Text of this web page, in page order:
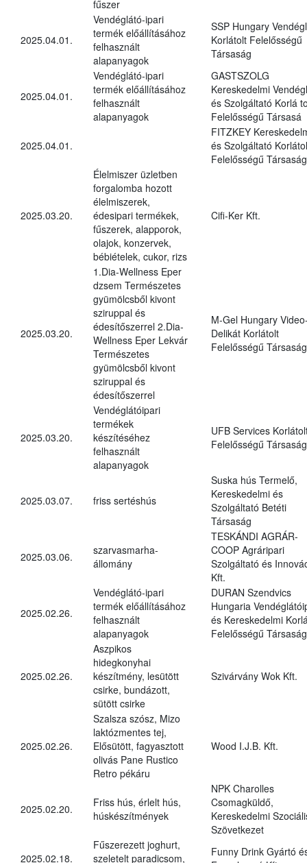
fűszer
2025.04.01.
Vendéglátó-ipari
termék előállításához
felhasznált
alapanyagok
SSP Hungary
Korlátolt Felelősségű
Társaság
2025.04.01.
Vendéglátó-ipari
termék előállításához
felhasznált
alapanyagok
GASTSZOLG
Kereskedelmi
és Szolgáltató Korlá
Felelősségű Társasá
2025.04.01.
FITZKEY
és Szolgáltató
Felelősségű Társaság
2025.03.20.
Élelmiszer üzletben
forgalomba hozott
élelmiszerek,
édesipari termékek,
fűszerek, alapporok,
olajok, konzervek,
bébiételek, cukor, rizs
Cifi-Ker Kft.
2025.03.20.
1.Dia-Wellness Eper
dzsem Természetes
gyümölcsből kivont
sziruppal és
édesítőszerrel 2.Dia-
Wellness Eper Lekvár
Természetes
gyümölcsből kivont
sziruppal és
édesítőszerrel
M-Gel Hungary
Delikát Korlátolt
Felelősségű Társaság
2025.03.20.
Vendéglátóipari
termékek
készítéséhez
felhasznált
alapanyagok
UFB Services
Felelősségű Társaság
2025.03.07. friss sertéshús
Suska hús Termelő,
Kereskedelmi és
Szolgáltató Betéti
Társaság
2025.03.06.
szarvasmarha-
állomány
TESKÁNDI AGRÁR-
COOP Agráripari
Szolgáltató és
Kft.
2025.02.26.
Vendéglátó-ipari
termék előállításához
felhasznált
alapanyagok
DURAN Szendvics
Hungaria
és Kereskedelmi
Felelősségű Társaság
2025.02.26.
Aszpikos
hidegkonyhai
készítmény, lesütött
csirke, bundázott,
sütött csirke
Szivárvány Wok Kft.
2025.02.26.
Szalsza szósz, Mizo
laktózmentes tej,
Elősütött, fagyasztott
olivás Pane Rustico
Retro pékáru
Wood I.J.B. Kft.
2025.02.20.
Friss hús, érlelt hús,
húskészítmények
NPK Charolles
Csomagküldő,
Kereskedelmi
Szövetkezet
2025.02.18.
Fűszerezett joghurt,
szeletelt paradicsom,
Funny Drink Gyártó